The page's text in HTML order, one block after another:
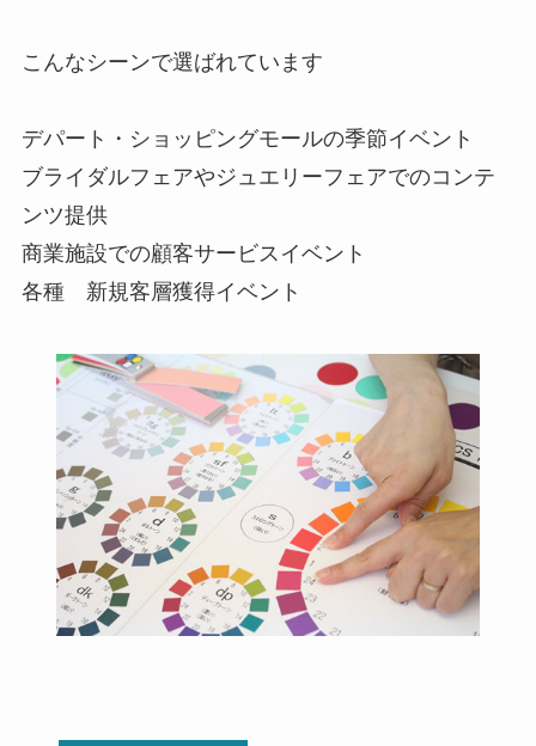
こんなシーンで選ばれています
デパート・ショッピングモールの季節イベント
ブライダルフェアやジュエリーフェアでのコンテ
ンツ提供
商業施設での顧客サービスイベント
各種 新規客層獲得イベント